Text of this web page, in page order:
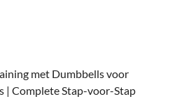
met Dumbbells voor
| Complete Stap-voor-Stap